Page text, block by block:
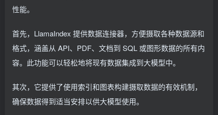
性能。
首先，LlamaIndex 提供数据连接器，方便摄取各种数据源和
格式，涵盖从 API、PDF、文档到 SQL 或图形数据的所有内
容。此功能可以轻松地将现有数据集成到大模型中。
其次，它提供了使用索引和图表构建摄取数据的有效机制，
确保数据得到适当安排以供大模型使用。